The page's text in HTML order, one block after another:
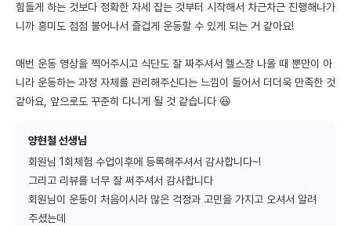
힘들게 하는 것보다 정확한 자세 잡는 것부터 시작해서 차근차근 진행해나가
니까 흥미도 점점 불어나서 즐겁게 운동할 수 있게 되는 거 같아요!
매번 운동 영상을 찍어주시고 식단도 잘 짜주셔서 헬스장 나올 때 뿐만이 아
니라 운동하는 과정 자체를 관리해주신다는 느낌이 들어서 더더욱 만족한 것
같아요, 앞으로도 꾸준히 다니게 될 것 같습니다 😆
양현철 선생님
회원님 1회체험 수업이후에 등록해주셔서 감사합니다~!
그리고 리뷰를 너무 잘 써주셔서 감사합니다
회원님이 운동이 처음이시라 많은 걱정과 고민을 가지고 오셔서 알려
주셨는데